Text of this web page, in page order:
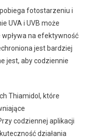
fotostarzeniu i
UVA i UVB może
na efektywność
jest bardziej
jest, aby codziennie
Thiamidol, które
codziennej aplikacji
działania